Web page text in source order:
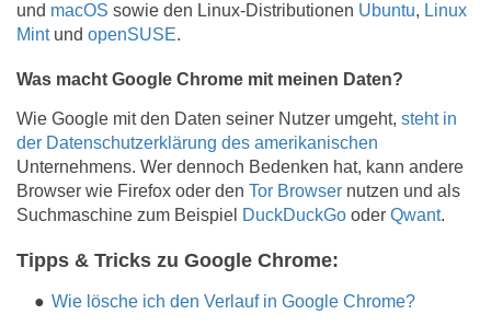
und macOS sowie den Linux-Distributionen Ubuntu, Linux
Mintund openSUSE.
Was macht Google Chrome mit meinen Daten?
Wie Google mit den Daten seiner Nutzer umgeht, steht in
der Datenschutzerklärung des amerikanischen
Unternehmens. Wer dennoch Bedenken hat, kann andere
Browser wie Firefox oder den Tor Browser nutzen und als
Suchmaschine zum Beispiel DuckDuckGo oder Qwant.
Tipps & Tricks zu Google Chrome:
Wie lösche ich den Verlauf in Google Chrome?